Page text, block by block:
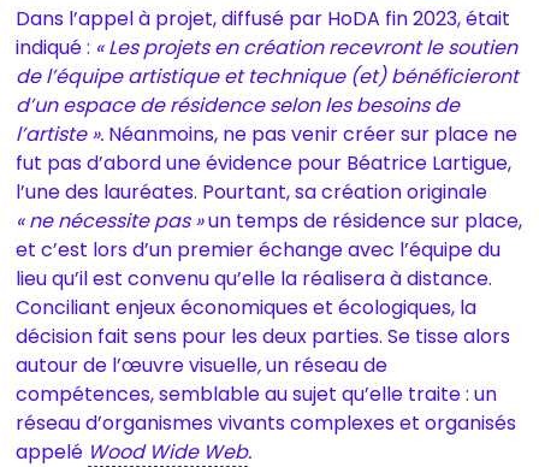
Dans l’appel à projet, diffusé par HoDA fin 2023, était
indiqué : « Les projets en création recevront le soutien
de l’équipe artistique et technique (et) bénéficieront
d’un espace de résidence selon les besoins de
l’artiste ». Néanmoins, ne pas venir créer sur place ne
fut pas d’abord une évidence pour Béatrice Lartigue,
l’une des lauréates. Pourtant, sa création originale
« ne nécessite pas »un temps de résidence sur place,
et c’est lors d’un premier échange avec l’équipe du
lieu qu’il est convenu qu’elle la réalisera à distance.
Conciliant enjeux économiques et écologiques, la
décision fait sens pour les deux parties. Se tisse alors
autour de l’œuvre visuelle,un réseau de
compétences, semblable au sujet qu’elle traite : un
réseau d’organismes vivants complexes et organisés
appelé Wood Wide Web.